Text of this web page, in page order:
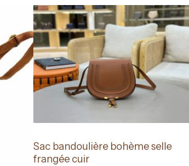
Sac bandoulière bohème selle
frangée cuir